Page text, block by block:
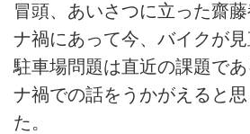
冒頭、あいさつに立った齋
ナ禍にあって今、バイクが見
駐車場問題は直近の課題で
ナ禍での話をうかがえると
た。